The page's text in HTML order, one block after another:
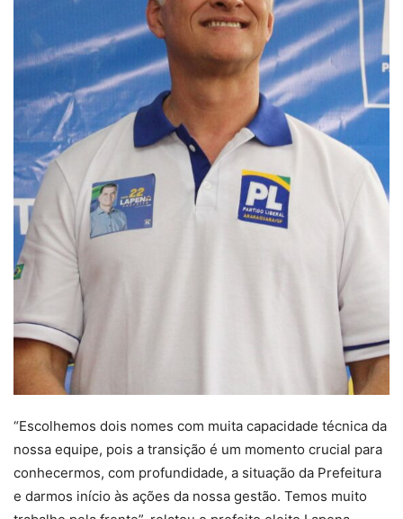
“Escolhemos dois nomes com muita capacidade técnica da
nossa equipe, pois a transição é um momento crucial para
conhecermos, com profundidade, a situação da Prefeitura
e darmos início às ações da nossa gestão. Temos muito